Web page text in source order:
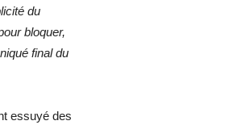
du
bloquer,
final du
essuyé des